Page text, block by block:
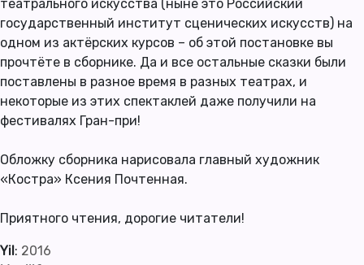
театрального искусства (ныне это Российский
государственный институт сценических искусств) на
одном из актёрских курсов – об этой постановке вы
прочтёте в сборнике. Да и все остальные сказки были
поставлены в разное время в разных театрах, и
некоторые из этих спектаклей даже получили на
фестивалях Гран-при!
Обложку сборника нарисовала главный художник
«Костра» Ксения Почтенная.
Приятного чтения, дорогие читатели!
Yil: 2016